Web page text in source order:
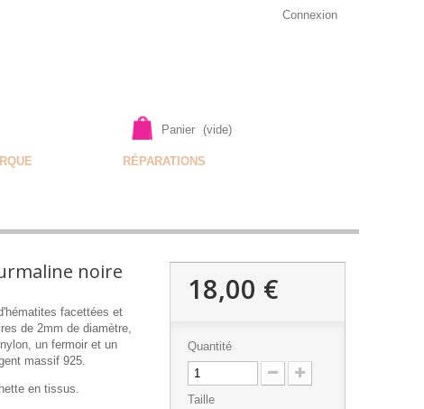
Connexion
Panier (vide)
RÉPARATIONS
noire
facettées et
de 2mm de diamètre,
un fermoir et un
massif 925.
en tissus.
18,00 €
Quantité
Taille